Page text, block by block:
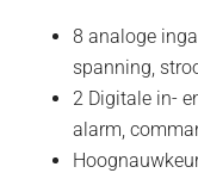
8 analoge
spanning,
2 Digitale in-
alarm,